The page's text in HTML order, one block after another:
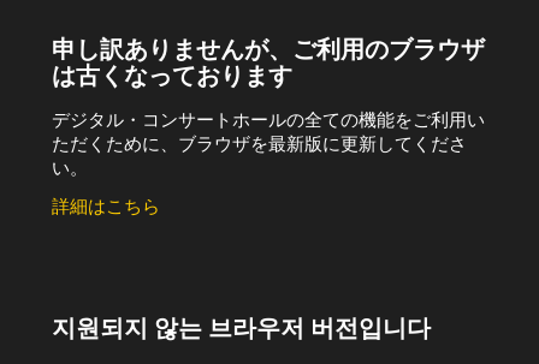
申し訳ありませんが、ご利用のブラウザ
は古くなっております
デジタル・コンサートホールの全ての機能をご利用い
ただくために、ブラウザを最新版に更新してくださ
い。
詳細はこちら
지원되지 않는 브라우저 버전입니다